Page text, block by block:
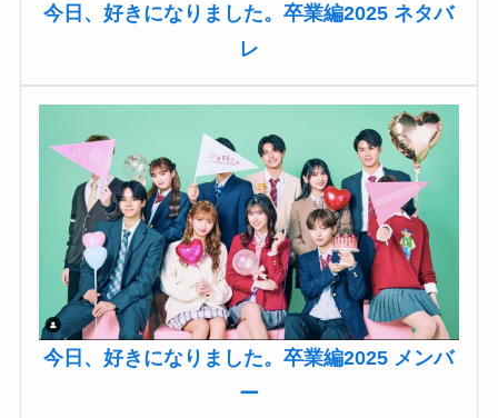
今日、好きになりました。卒業編2025 ネタバ
レ
今日、好きになりました。卒業編2025 メンバ
ー